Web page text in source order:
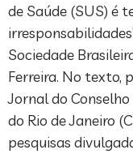
de Saúde (SUS) é
Sociedade
Ferreira. No texto,
Jornal do
do Rio de Janeiro
pesquisas